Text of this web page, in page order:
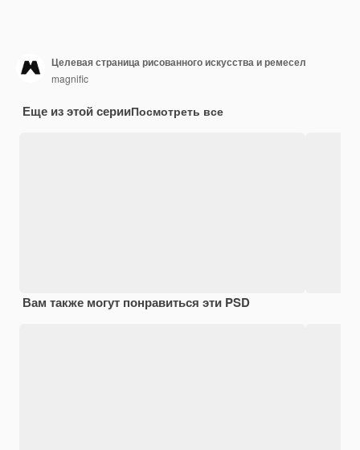
Целевая страница рисованного искусства и ремесел
magnific
Еще из этой серииПосмотреть все
Вам также могут понравиться эти PSD